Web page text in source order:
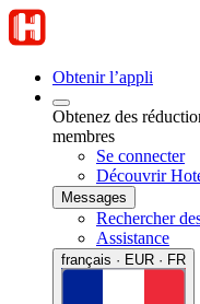
Obtenir l’appli
Obtenez des
membres
Se connecter
Découvrir
Messages
Rechercher
Assistance
français · EUR · FR